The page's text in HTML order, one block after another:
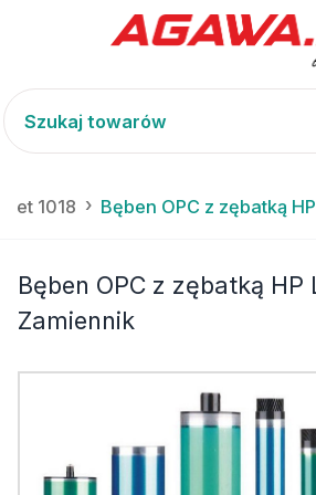
1018 Bęben OPC z zębatką
Bęben OPC z zębatką HP
Zamiennik